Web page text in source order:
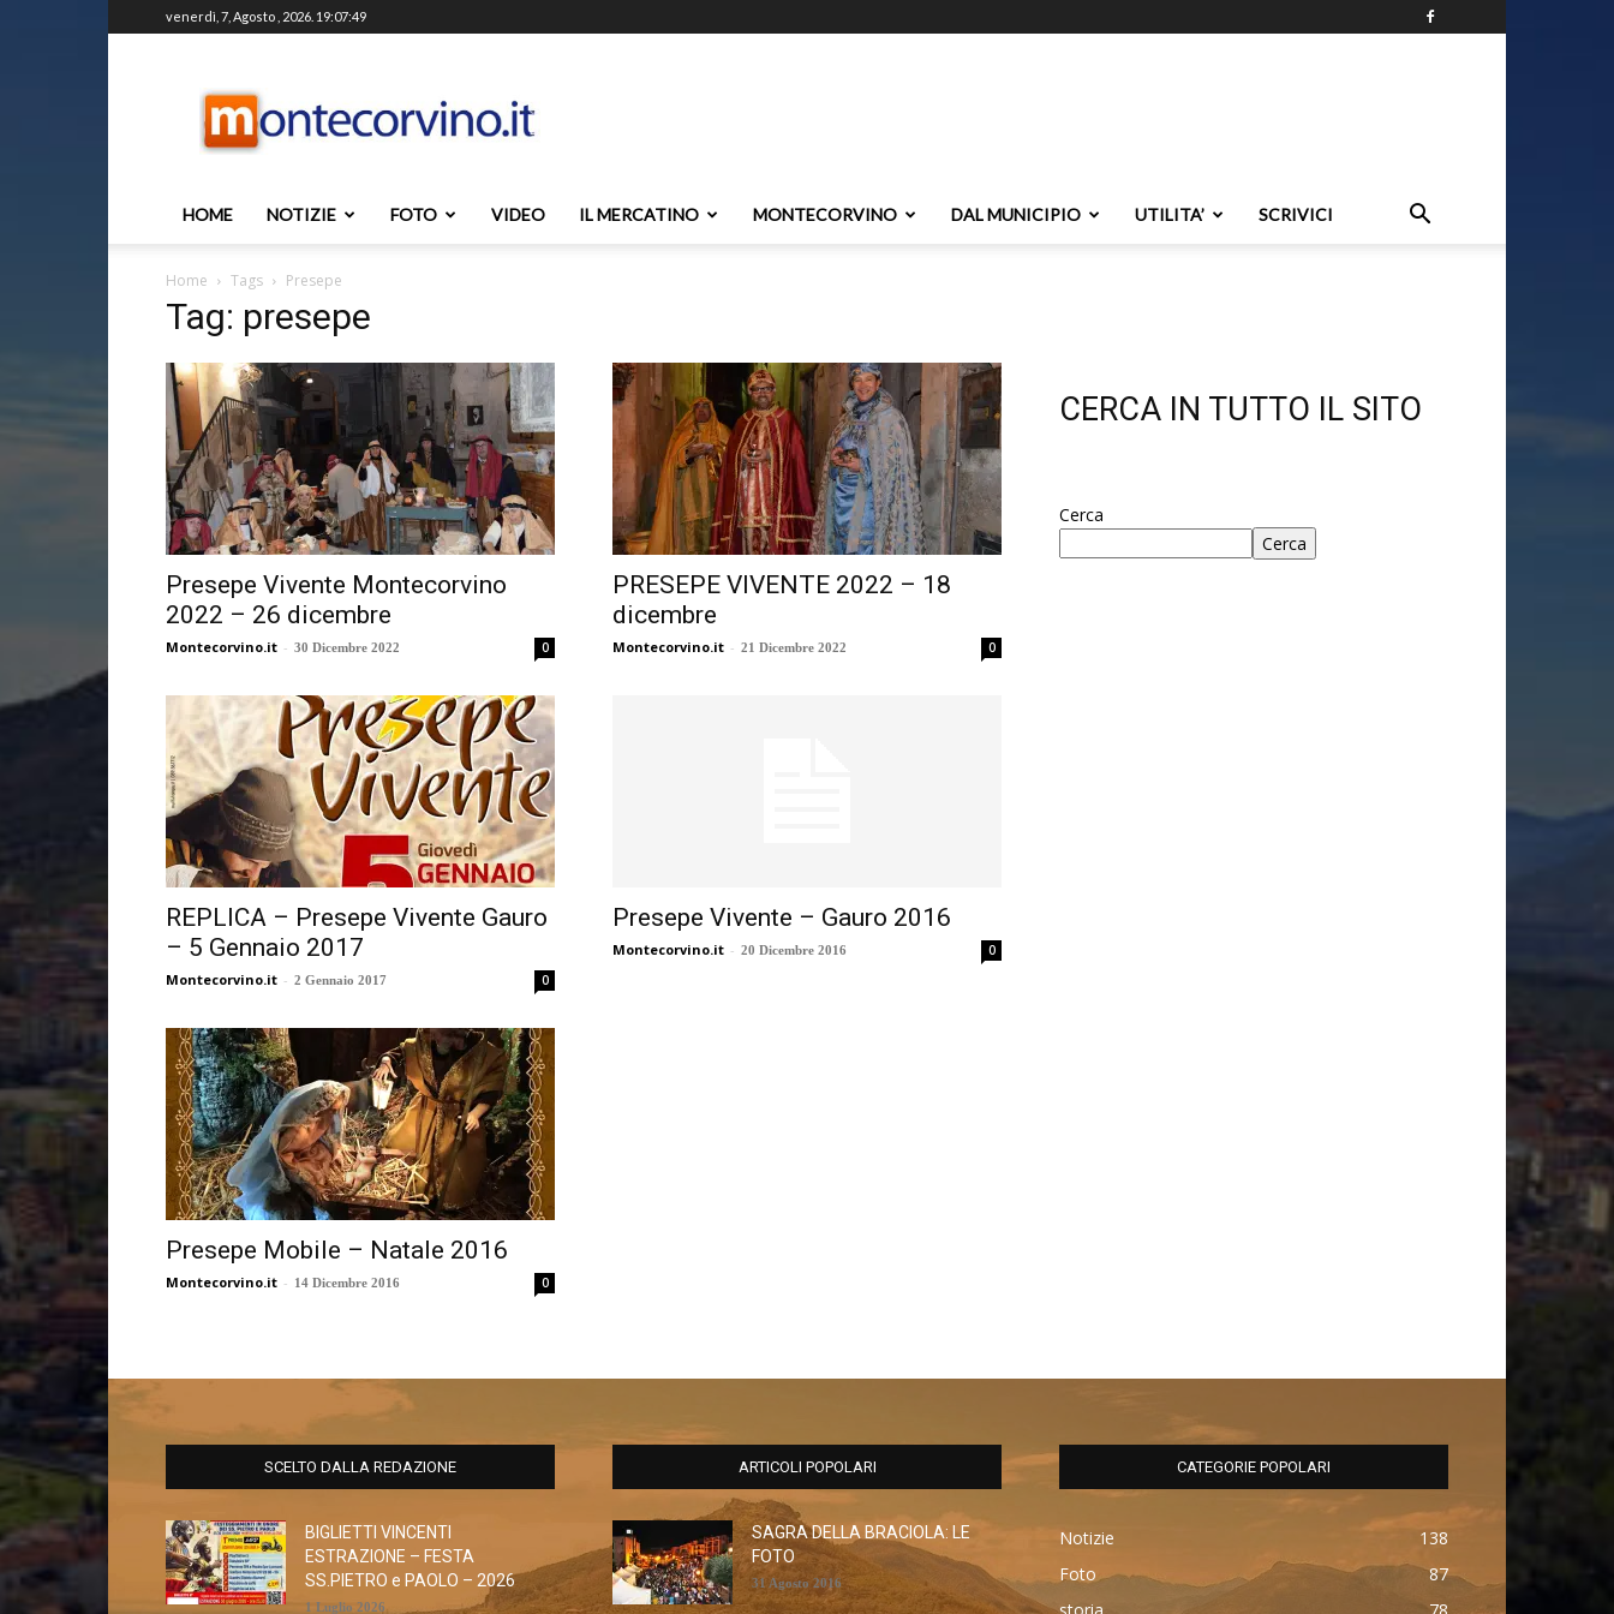
venerdì, 7, Agosto , 2026. 19:07:49
HOME NOTIZIE FOTO VIDEO IL MERCATINO MONTECORVINO DAL MUNICIPIO UTILITA’ SCRIVICI
Home Tags Presepe
Tag: presepe
Presepe Vivente Montecorvino
2022 – 26 dicembre
Montecorvino.it - 30 Dicembre 2022 0
PRESEPE VIVENTE 2022 – 18
dicembre
Montecorvino.it - 21 Dicembre 2022 0
REPLICA – Presepe Vivente Gauro
– 5 Gennaio 2017
Montecorvino.it - 2 Gennaio 2017 0
Presepe Vivente – Gauro 2016
Montecorvino.it - 20 Dicembre 2016 0
Presepe Mobile – Natale 2016
Montecorvino.it - 14 Dicembre 2016 0
CERCA IN TUTTO IL SITO
Cerca
Cerca
SCELTO DALLA REDAZIONE
BIGLIETTI VINCENTI
ESTRAZIONE – FESTA
SS.PIETRO e PAOLO – 2026
1 Luglio 2026
ARTICOLI POPOLARI
SAGRA DELLA BRACIOLA: LE
FOTO
31 Agosto 2016
CATEGORIE POPOLARI
Notizie
138
Foto
87